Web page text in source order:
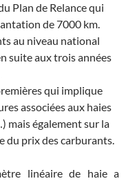
Plan de Relance qui
de 7000 km.
au niveau national
suite aux trois années
qui implique
associées aux haies
mais également sur la
du prix des carburants.
linéaire de haie a